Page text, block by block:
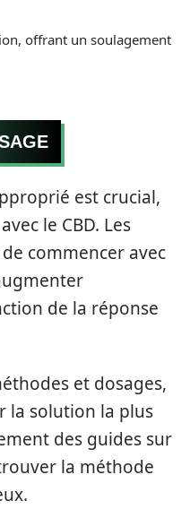
offrant un soulagement
est crucial,
le CBD. Les
commencer avec
de la réponse
et dosages,
la solution la plus
des guides sur
la méthode